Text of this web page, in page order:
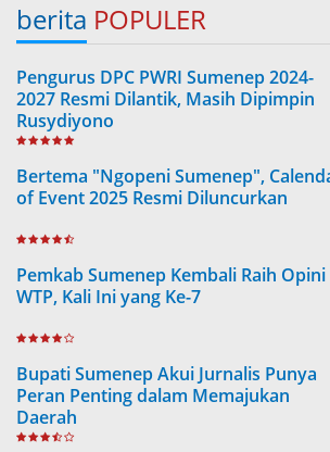
berita POPULER
Pengurus DPC PWRI Sumenep 2024-
2027 Resmi Dilantik, Masih Dipimpin
Rusydiyono
Bertema "Ngopeni Sumenep",
of Event 2025 Resmi Diluncurkan
Pemkab Sumenep Kembali Raih Opini
WTP, Kali Ini yang Ke-7
Bupati Sumenep Akui Jurnalis Punya
Peran Penting dalam Memajukan
Daerah